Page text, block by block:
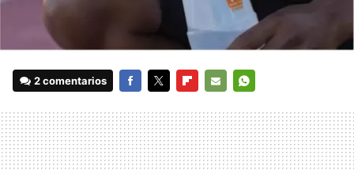
2 comentarios
MAIL